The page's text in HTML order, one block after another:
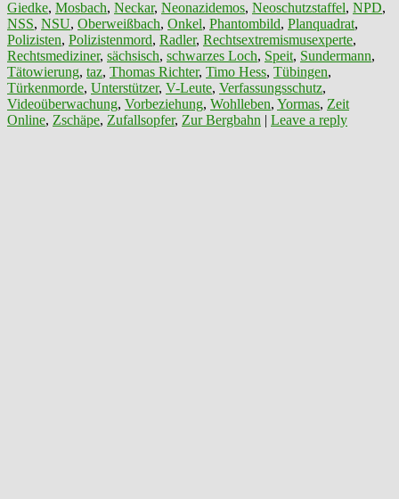
Giedke, Mosbach, Neckar, Neonazidemos, Neoschutzstaffel, NPD,
NSS, NSU, Oberweißbach, Onkel, Phantombild, Planquadrat,
Polizisten, Polizistenmord, Radler, Rechtsextremismusexperte,
Rechtsmediziner, sächsisch, schwarzes Loch, Speit, Sundermann,
Tätowierung, taz, Thomas Richter, Timo Hess, Tübingen,
Türkenmorde, Unterstützer, V-Leute, Verfassungsschutz,
Videoüberwachung, Vorbeziehung, Wohlleben, Yormas, Zeit
Online, Zschäpe, Zufallsopfer, Zur Bergbahn | Leave a reply